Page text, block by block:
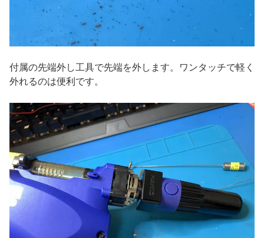
付属の先端外し工具で先端を外します。ワンタッチで軽く
外れるのは便利です。